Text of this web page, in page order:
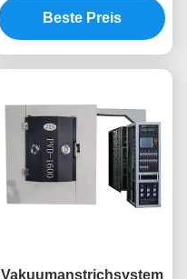
Ionisierungs-Raten-
Küchen-Wasser-
Farbe
Beste Preis
Vakuumanstrichsystem